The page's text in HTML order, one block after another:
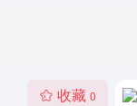
收藏 0